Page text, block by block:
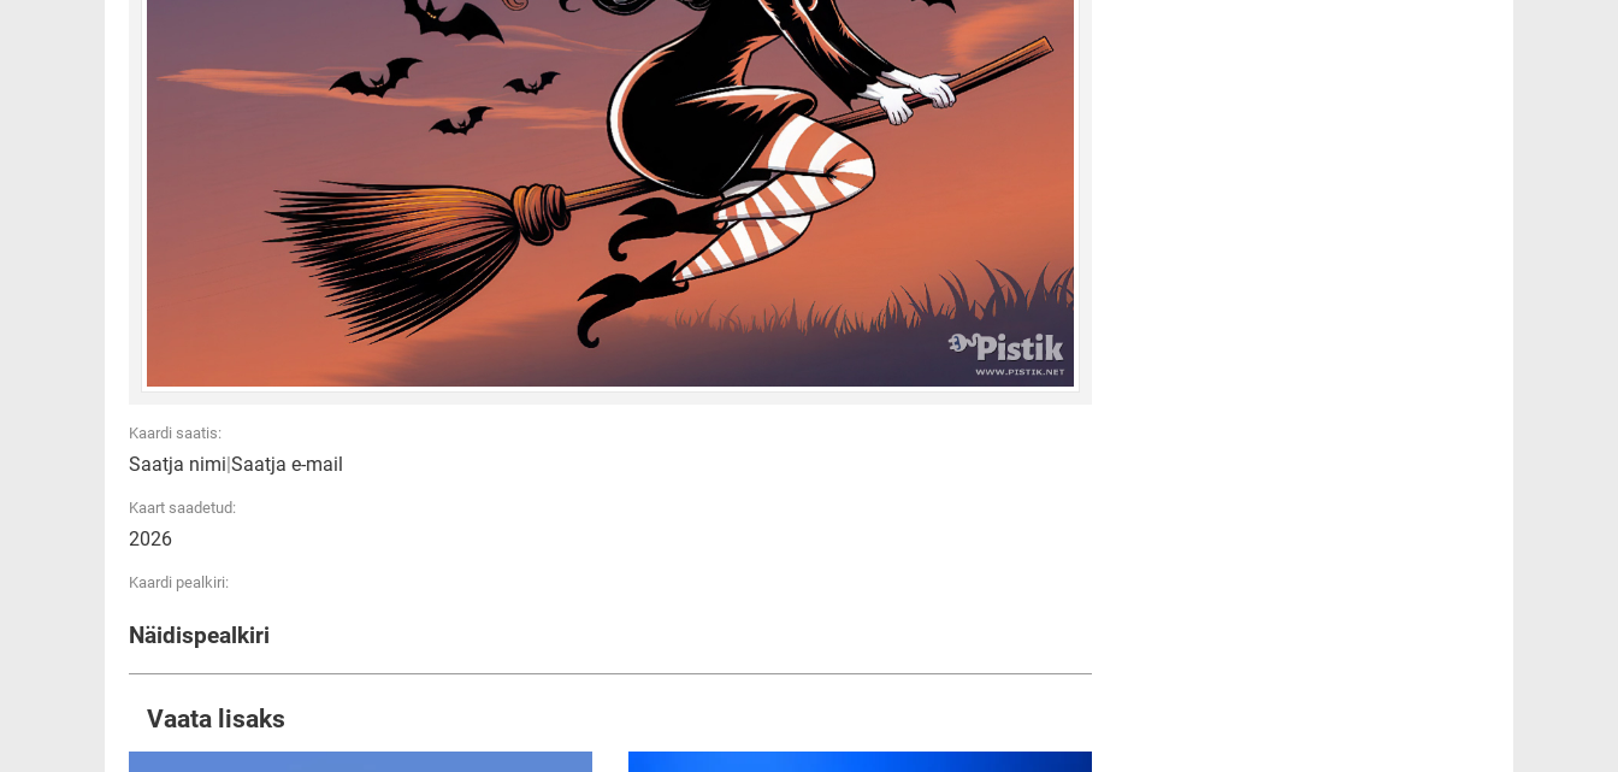
Kaardi saatis:
Saatja nimi|Saatja e-mail
Kaart saadetud:
2026
Kaardi pealkiri:
Näidispealkiri
Vaata lisaks